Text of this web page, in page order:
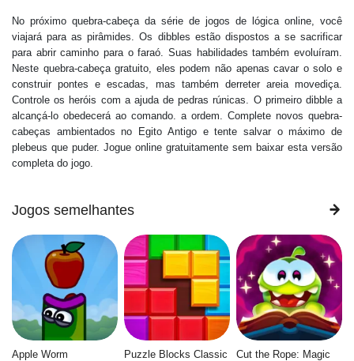
No próximo quebra-cabeça da série de jogos de lógica online, você
viajará para as pirâmides. Os dibbles estão dispostos a se sacrificar
para abrir caminho para o faraó. Suas habilidades também evoluíram.
Neste quebra-cabeça gratuito, eles podem não apenas cavar o solo e
construir pontes e escadas, mas também derreter areia movediça.
Controle os heróis com a ajuda de pedras rúnicas. O primeiro dibble a
alcançá-lo obedecerá ao comando. a ordem. Complete novos quebra-
cabeças ambientados no Egito Antigo e tente salvar o máximo de
plebeus que puder. Jogue online gratuitamente sem baixar esta versão
completa do jogo.
Jogos semelhantes
Apple Worm Puzzle Blocks Classic Cut the Rope: Magic